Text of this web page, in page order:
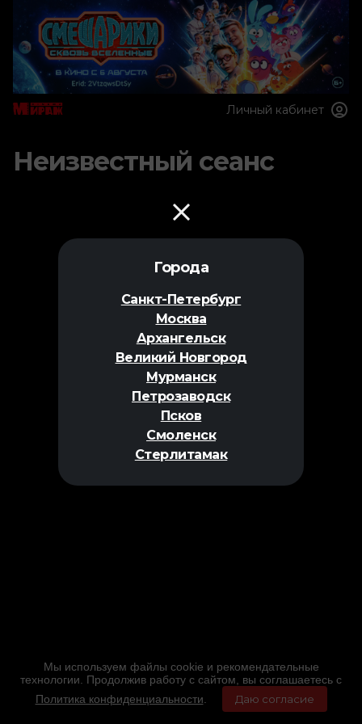
Города
Санкт-Петербург
Москва
Архангельск
Великий Новгород
Мурманск
Петрозаводск
Псков
Смоленск
Стерлитамак
Личный кабинет
Неизвестный сеанс
Мы используем файлы cookie и рекомендательные
технологии. Продолжив работу с сайтом, вы соглашаетесь с
Политика конфиденциальности
Даю согласие